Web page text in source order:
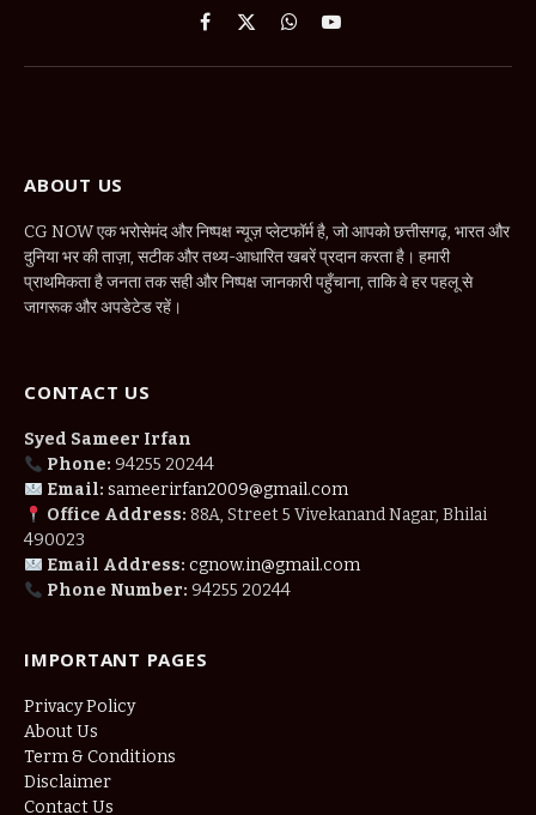
Facebook
X
WhatsApp
YouTube
ABOUT US
CG NOW एक भरोसेमंद और निष्पक्ष न्यूज़ प्लेटफॉर्म है, जो आपको छत्तीसगढ़, भारत और
दुनिया भर की ताज़ा, सटीक और तथ्य-आधारित खबरें प्रदान करता है। हमारी
प्राथमिकता है जनता तक सही और निष्पक्ष जानकारी पहुँचाना, ताकि वे हर पहलू से
जागरूक और अपडेटेड रहें।
CONTACT US
Syed Sameer Irfan
Phone: 94255 20244
Email: sameerirfan2009@gmail.com
Office Address: 88A, Street 5 Vivekanand Nagar, Bhilai
490023
Email Address: cgnow.in@gmail.com
Phone Number: 94255 20244
IMPORTANT PAGES
Privacy Policy
About Us
Term & Conditions
Disclaimer
Contact Us